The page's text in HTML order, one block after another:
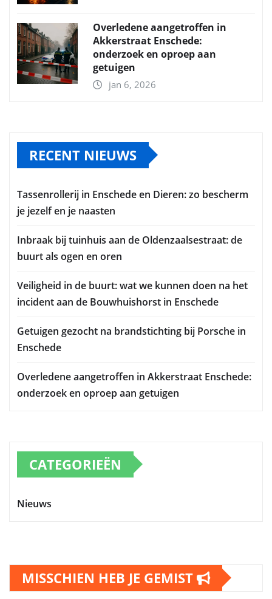
Overledene aangetroffen in
Akkerstraat Enschede:
onderzoek en oproep aan
getuigen
jan 6, 2026
RECENT NIEUWS
Tassenrollerij in Enschede en Dieren: zo bescherm
je jezelf en je naasten
Inbraak bij tuinhuis aan de Oldenzaalsestraat: de
buurt als ogen en oren
Veiligheid in de buurt: wat we kunnen doen na het
incident aan de Bouwhuishorst in Enschede
Getuigen gezocht na brandstichting bij Porsche in
Enschede
Overledene aangetroffen in Akkerstraat Enschede:
onderzoek en oproep aan getuigen
CATEGORIEËN
Nieuws
MISSCHIEN HEB JE GEMIST